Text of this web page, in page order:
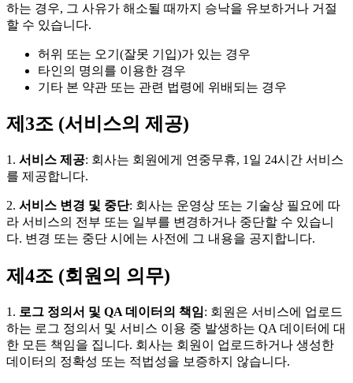
하는 경우, 그 사유가 해소될 때까지 승낙을 유보하거나 거절
할 수 있습니다.
허위 또는 오기(잘못 기입)가 있는 경우
타인의 명의를 이용한 경우
기타 본 약관 또는 관련 법령에 위배되는 경우
제3조 (서비스의 제공)
1. 서비스 제공: 회사는 회원에게 연중무휴, 1일 24시간 서비스
를 제공합니다.
2. 서비스 변경 및 중단: 회사는 운영상 또는 기술상 필요에 따
라 서비스의 전부 또는 일부를 변경하거나 중단할 수 있습니
다. 변경 또는 중단 시에는 사전에 그 내용을 공지합니다.
제4조 (회원의 의무)
1. 로그 정의서 및 QA 데이터의 책임: 회원은 서비스에 업로드
하는 로그 정의서 및 서비스 이용 중 발생하는 QA 데이터에 대
한 모든 책임을 집니다. 회사는 회원이 업로드하거나 생성한
데이터의 정확성 또는 적법성을 보증하지 않습니다.